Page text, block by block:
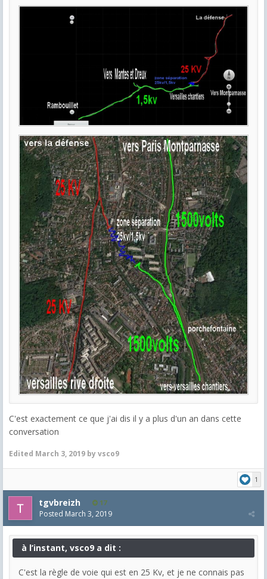
C'est exactement ce que j'ai dis il y a plus d'un an dans cette
conversation
Edited March 3, 2019 by vsco9
1
tgvbreizh 17
Posted March 3, 2019
à l’instant, vsco9 a dit :
C'est la règle de voie qui est en 25 Kv, et je ne connais pas